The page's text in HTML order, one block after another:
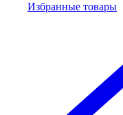
Избранные товары